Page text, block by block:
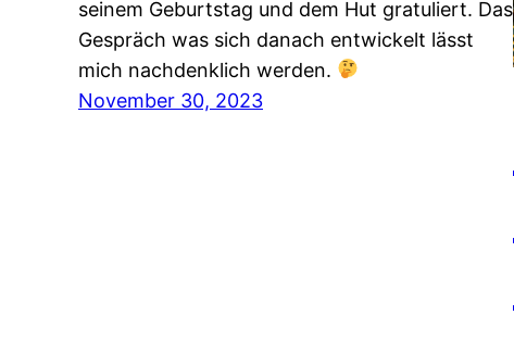
seinem Geburtstag und dem Hut gratuliert. Das
Gespräch was sich danach entwickelt lässt
mich nachdenklich werden.
November 30, 2023